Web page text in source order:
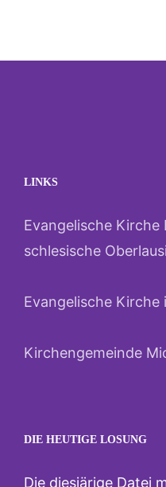
LINKS
Evangelische
schlesische
Evangelische Kirche
Kirchengemeinde
DIE HEUTIGE LOSUNG
Die diesjärige Datei